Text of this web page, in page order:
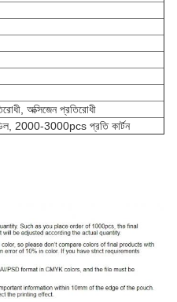
অক্সিজেন প্রতিরোধী
2000-3000pcs প্রতি কার্টন